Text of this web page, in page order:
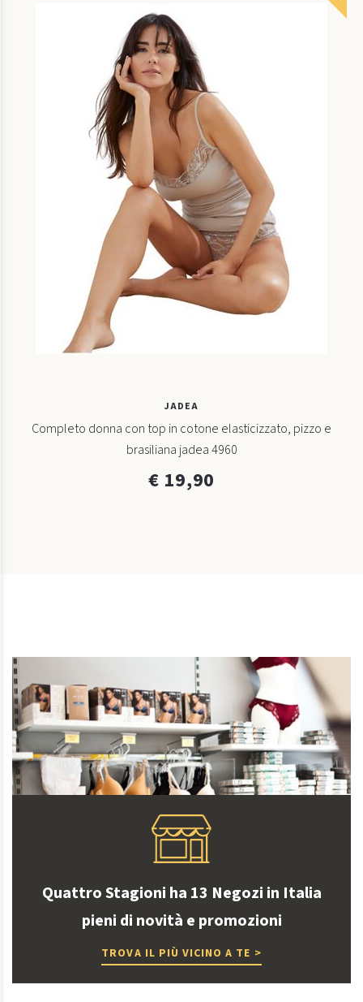
JADEA
Completo donna con top in cotone elasticizzato, pizzo e
brasiliana jadea 4960
€ 19,90
Quattro Stagioni ha 13 Negozi in Italia
pieni di novità e promozioni
TROVA IL PIÙ VICINO A TE >